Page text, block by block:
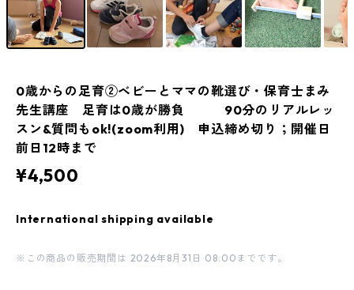
0歳からの足育②ベビーとママの靴選び・保育士まみ
先生講座 足育は0歳が勝負 90分のリアルレッ
スン&質問もok!(zoom利用) 申込締め切り；開催日
前日12時まで
¥4,500
International shipping available
※この商品の販売期間は 2026年8月31日 08:00までです。